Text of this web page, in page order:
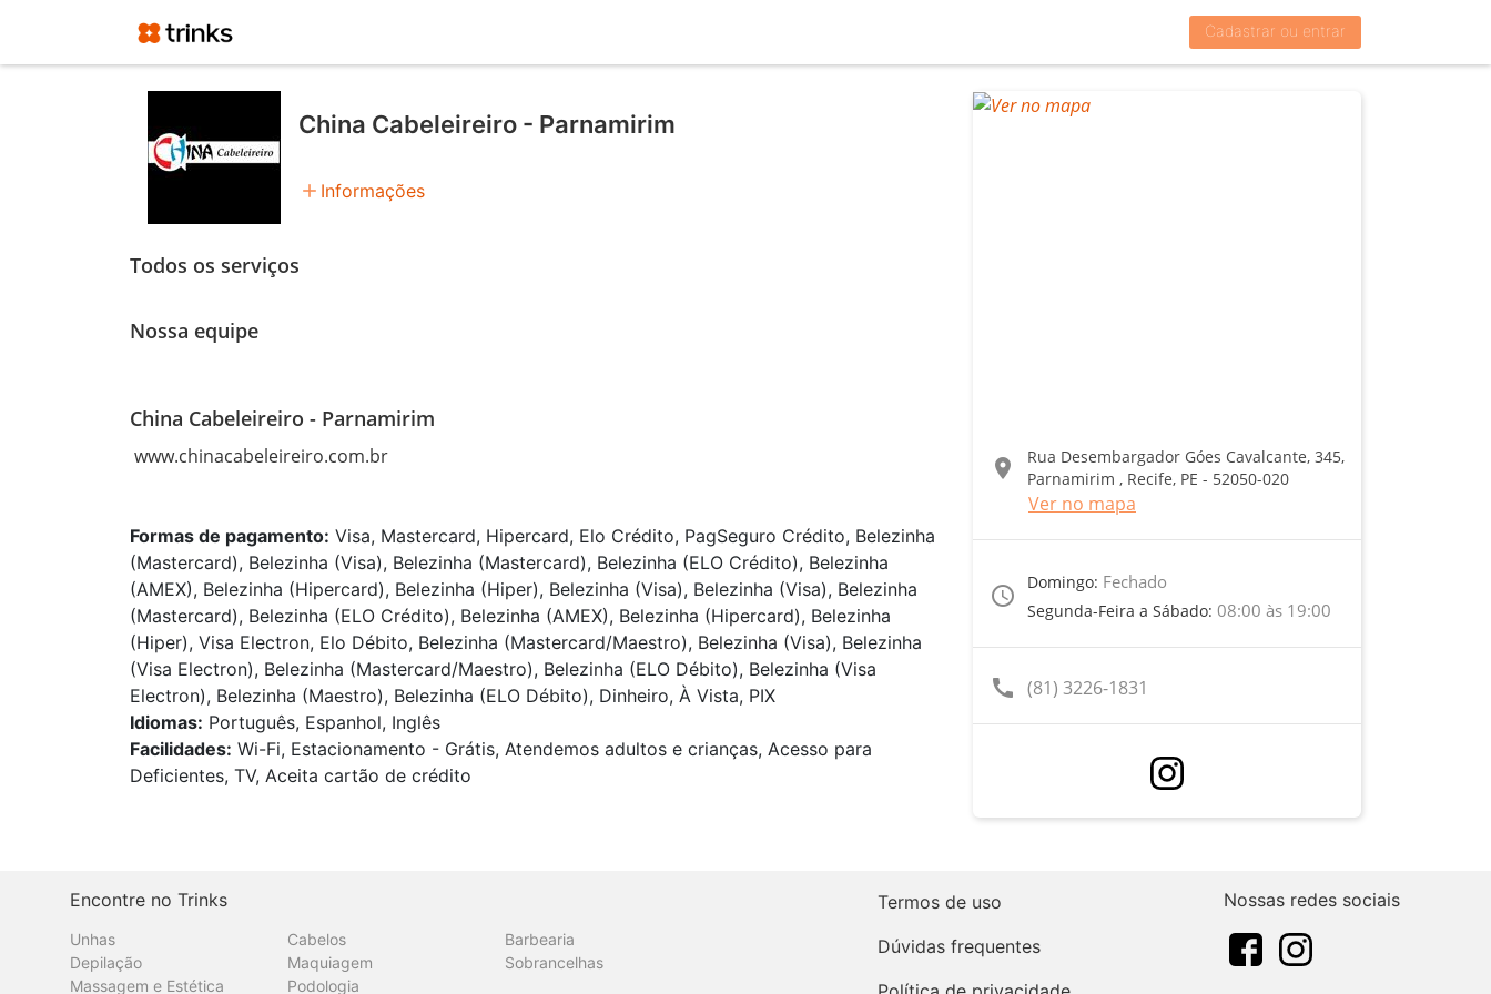
Cadastrar ou entrar
China Cabeleireiro - Parnamirim
add Informações
Todos os serviços
Nossa equipe
China Cabeleireiro - Parnamirim
Formas de pagamento: Visa, Mastercard, Hipercard, Elo Crédito, PagSeguro Crédito, Belezinha
(Mastercard), Belezinha (Visa), Belezinha (Mastercard), Belezinha (ELO Crédito), Belezinha
(AMEX), Belezinha (Hipercard), Belezinha (Hiper), Belezinha (Visa), Belezinha (Visa), Belezinha
(Mastercard), Belezinha (ELO Crédito), Belezinha (AMEX), Belezinha (Hipercard), Belezinha
(Hiper), Visa Electron, Elo Débito, Belezinha (Mastercard/Maestro), Belezinha (Visa), Belezinha
(Visa Electron), Belezinha (Mastercard/Maestro), Belezinha (ELO Débito), Belezinha (Visa
Electron), Belezinha (Maestro), Belezinha (ELO Débito), Dinheiro, À Vista, PIX
Idiomas: Português, Espanhol, Inglês
Facilidades: Wi-Fi, Estacionamento - Grátis, Atendemos adultos e crianças, Acesso para
Deficientes, TV, Aceita cartão de crédito
location_on
Rua Desembargador Góes Cavalcante, 345,
Parnamirim , Recife, PE - 52050-020
Ver no mapa
access_time
Domingo: Fechado
Segunda-Feira a Sábado: 08:00 às 19:00
call (81) 3226-1831
Encontre no Trinks
Unhas Cabelos
Barbearia
Depilação
Maquiagem
Sobrancelhas
Massagem e Estética
Podologia
Termos de uso
Dúvidas frequentes
Nossas redes sociais